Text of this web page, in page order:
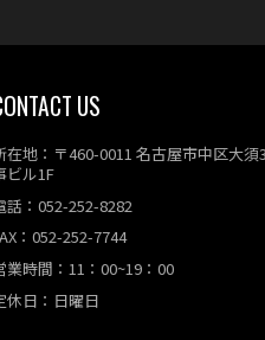
US
在地：〒460-0011 名古屋市中区大
ビル1F
話：052-252-8282
：052-252-7744
業時間：11：00~19：00
休日：日曜日